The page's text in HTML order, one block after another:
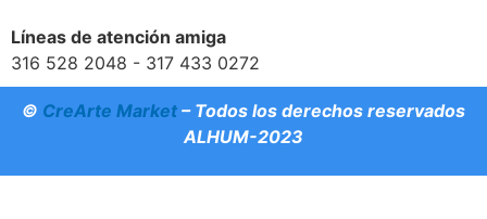
Líneas de atención amiga
316 528 2048 - 317 433 0272
© CreArte Market – Todos los derechos reservados
ALHUM-2023